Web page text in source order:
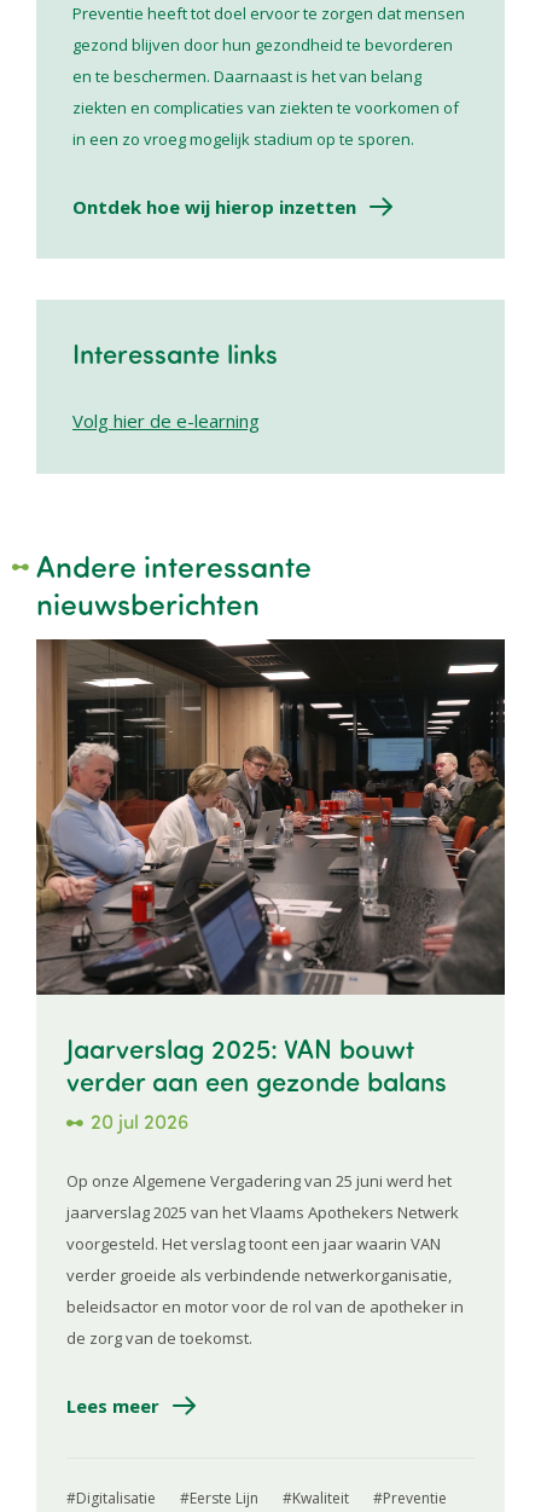
Preventie heeft tot doel ervoor te zorgen dat mensen
gezond blijven door hun gezondheid te bevorderen
en te beschermen. Daarnaast is het van belang
ziekten en complicaties van ziekten te voorkomen of
in een zo vroeg mogelijk stadium op te sporen.
Ontdek hoe wij hierop inzetten
Interessante links
Volg hier de e-learning
Andere interessante
nieuwsberichten
Jaarverslag 2025: VAN bouwt
verder aan een gezonde balans
20 jul 2026
Op onze Algemene Vergadering van 25 juni werd het
jaarverslag 2025 van het Vlaams Apothekers Netwerk
voorgesteld. Het verslag toont een jaar waarin VAN
verder groeide als verbindende netwerkorganisatie,
beleidsactor en motor voor de rol van de apotheker in
de zorg van de toekomst.
Lees meer
Digitalisatie Eerste Lijn Kwaliteit Preventie